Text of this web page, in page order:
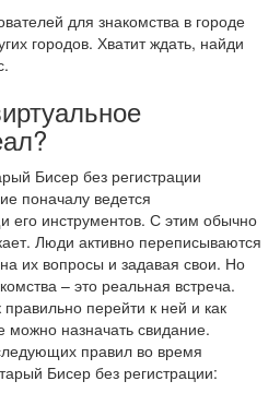
для знакомства в городе
городов. Хватит ждать, найди
Бисер без регистрации
поначалу ведется
его инструментов. С этим обычно
Люди активно переписываются
их вопросы и задавая свои. Но
– это реальная встреча.
перейти к ней и как
можно назначать свидание.
правил во время
Бисер без регистрации: